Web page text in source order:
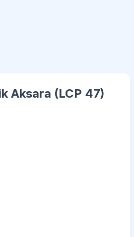
Aksara (LCP 47)